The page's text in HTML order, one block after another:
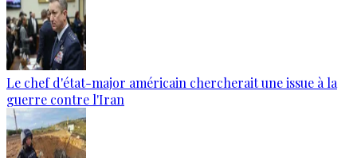
Le chef d'état-major américain chercherait une issue à la
guerre contre l'Iran